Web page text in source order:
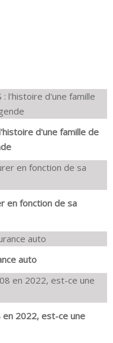
d'une famille de
en fonction de sa
auto
2022, est-ce une